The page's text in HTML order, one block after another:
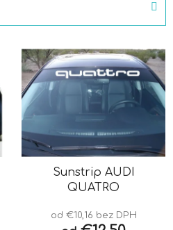
Sunstrip AUDI
QUATRO
od €10,16 bez DPH